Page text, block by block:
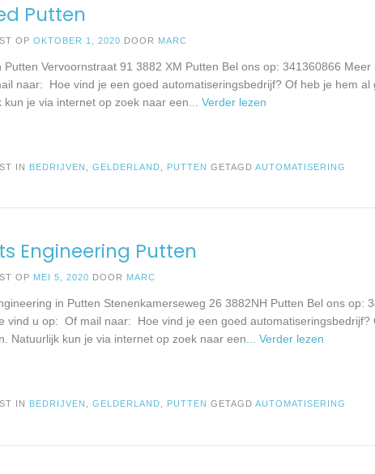
Putten
OPOKTOBER 1, 2020 DOOR MARC
Putten Vervoornstraat 91 3882 XM Putten Bel ons op: 341360866 Meer
naar: Hoe vind je een goed automatiseringsbedrijf? Of heb je hem al
kun je via internet op zoek naar een ... Verder lezen
IN BEDRIJVEN ,GELDERLAND PUTTEN GETAGDAUTOMATISERING
Engineering Putten
OP MEI 5, 2020 DOOR MARC
in Putten Stenenkamerseweg 26 3882NH Putten Bel ons op:
vind u op: Of mail naar: Hoe vind je een goed automatiseringsbedrijf?
Natuurlijk kun je via internet op zoek naar een... Verder lezen
IN BEDRIJVEN ,GELDERLAND PUTTEN GETAGDAUTOMATISERING